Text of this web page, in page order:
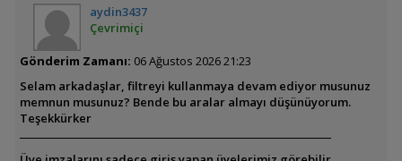
aydin3437
Çevrimiçi
Gönderim Zamanı: 06 Ağustos 2026 21:23
Selam arkadaşlar, filtreyi kullanmaya devam ediyor musunuz
memnun musunuz? Bende bu aralar almayı düşünüyorum.
Teşekkürker